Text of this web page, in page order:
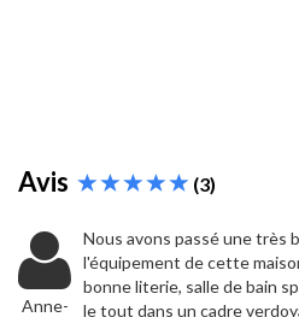
Avis (3)
Anne-
Nous avons passé une très
l'équipement de cette
bonne literie, salle de bain
le tout dans un cadre